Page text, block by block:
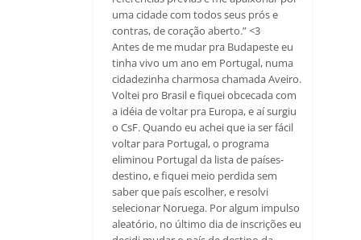
uma cidade com todos seus prós e
contras, de coração aberto.” <3
Antes de me mudar pra Budapeste eu
tinha vivo um ano em Portugal, numa
cidadezinha charmosa chamada Aveiro.
Voltei pro Brasil e fiquei obcecada com
a idéia de voltar pra Europa, e aí surgiu
o CsF. Quando eu achei que ia ser fácil
voltar para Portugal, o programa
eliminou Portugal da lista de países-
destino, e fiquei meio perdida sem
saber que país escolher, e resolvi
selecionar Noruega. Por algum impulso
aleatório, no último dia de inscrições eu